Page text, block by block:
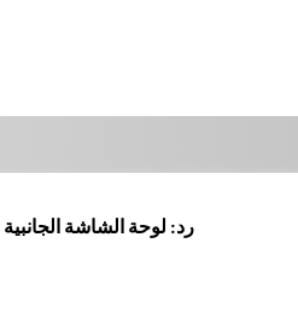
رد: لوحة الشاشة الجانبية